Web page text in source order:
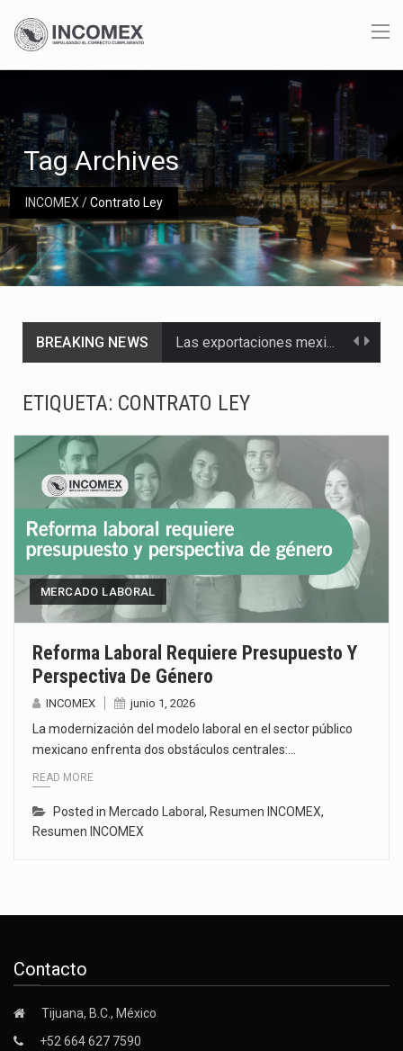
INCOMEX/Contrato Ley
Tag Archives
BREAKING NEWS Las exportaciones mexicanas de vehículos ligeros disminuyeron 9.67 % en julio a tasa anual, alcanzando…
Ante la suspensión temporal de las inspecciones sanitarias del Departamento de Agricultura de Estados Unidos…
Los créditos fiscales determinados a empresas IMMEX rara vez nacen de una interpretación equivocada de…
La industria automotriz mexicana concentra más de la mitad de las quejas bajo el Mecanismo…
ETIQUETA: CONTRATO LEY
MERCADO LABORAL
Reforma Laboral Requiere Presupuesto Y
Perspectiva De Género
INCOMEX junio 1, 2026
La modernización del modelo laboral en el sector público
mexicano enfrenta dos obstáculos centrales:…
READ MORE
Posted in Mercado Laboral, Resumen INCOMEX,
Resumen INCOMEX
Contacto
Tijuana, B.C., México
+52 664 627 7590